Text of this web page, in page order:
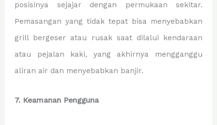
posisinya sejajar dengan permukaan sekitar.
Pemasangan yang tidak tepat bisa menyebabkan
grill bergeser atau rusak saat dilalui kendaraan
atau pejalan kaki, yang akhirnya mengganggu
aliran air dan menyebabkan banjir.
7. Keamanan Pengguna